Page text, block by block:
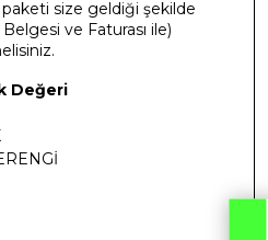
size geldiği şekilde
Belgesi ve Faturası ile)
Değeri